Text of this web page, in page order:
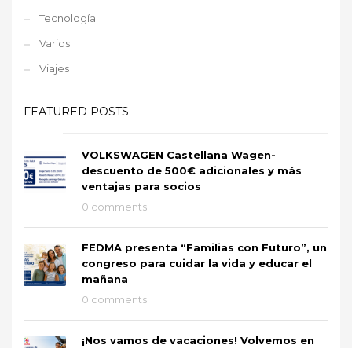
Tecnología
Varios
Viajes
FEATURED POSTS
VOLKSWAGEN Castellana Wagen-
descuento de 500€ adicionales y más
ventajas para socios
0 comments
FEDMA presenta “Familias con Futuro”, un
congreso para cuidar la vida y educar el
mañana
0 comments
¡Nos vamos de vacaciones! Volvemos en